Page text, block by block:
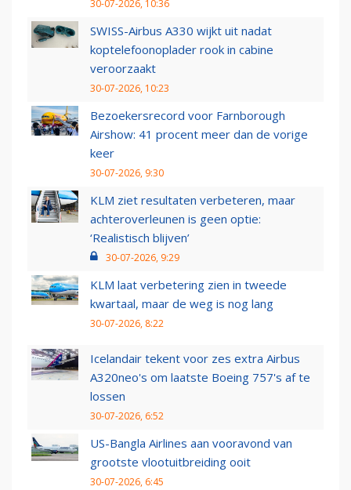
30-07-2026, 10:36
SWISS-Airbus A330 wijkt uit nadat
koptelefoonoplader rook in cabine
veroorzaakt
30-07-2026, 10:23
Bezoekersrecord voor Farnborough
Airshow: 41 procent meer dan de vorige
keer
30-07-2026, 9:30
KLM ziet resultaten verbeteren, maar
achteroverleunen is geen optie:
‘Realistisch blijven’
30-07-2026, 9:29
KLM laat verbetering zien in tweede
kwartaal, maar de weg is nog lang
30-07-2026, 8:22
Icelandair tekent voor zes extra Airbus
A320neo's om laatste Boeing 757's af te
lossen
30-07-2026, 6:52
US-Bangla Airlines aan vooravond van
grootste vlootuitbreiding ooit
30-07-2026, 6:45